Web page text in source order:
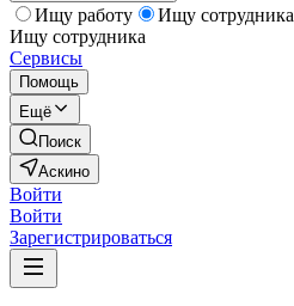
Ищу работу
Ищу сотрудника
Ищу сотрудника
Сервисы
Помощь
Ещё
Поиск
Аскино
Войти
Войти
Зарегистрироваться